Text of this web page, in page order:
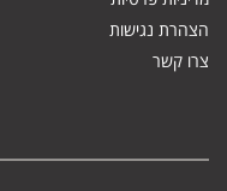
הצהרת נגישות
צרו קשר